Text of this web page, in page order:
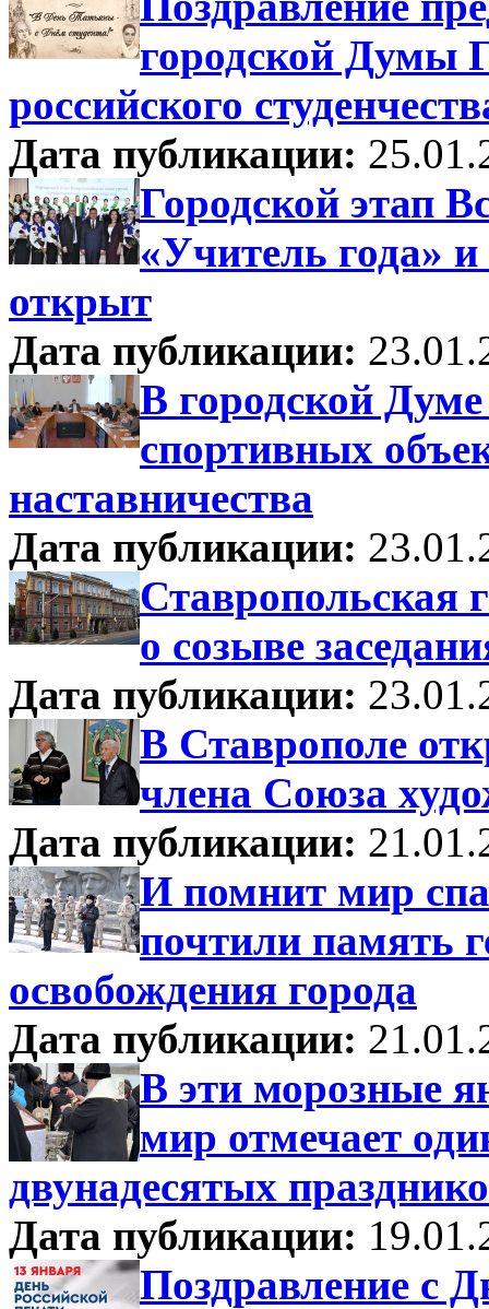
городской Думы
российского
Дата публикации:
Городской этап
«Учитель года»
открыт
Дата публикации:
В городской Думе
спортивных
наставничества
Дата публикации:
Ставропольская
о созыве
Дата публикации:
В Ставрополе
члена Союза
Дата публикации:
И помнит мир
почтили память
освобождения города
Дата публикации:
В эти морозные
мир отмечает
двунадесятых
Дата публикации:
Поздравление с